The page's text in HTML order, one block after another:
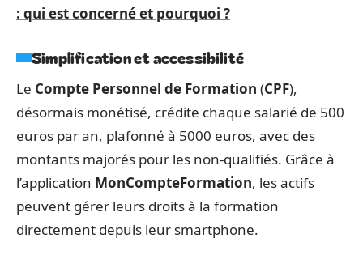
: qui est concerné et pourquoi ?
Simplification et accessibilité
Le Compte Personnel de Formation (CPF),
désormais monétisé, crédite chaque salarié de 500
euros par an, plafonné à 5000 euros, avec des
montants majorés pour les non-qualifiés. Grâce à
l’application MonCompteFormation, les actifs
peuvent gérer leurs droits à la formation
directement depuis leur smartphone.